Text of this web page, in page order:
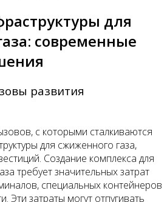
для
современные
развития
с которыми сталкиваются
для сжиженного газа,
Создание комплекса для
требует значительных затрат
специальных контейнеров
Эти затраты могут отпугивать